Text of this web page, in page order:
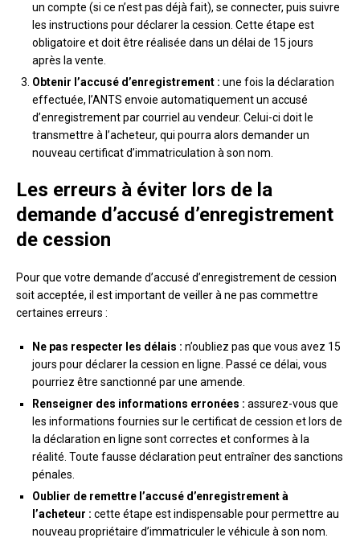
un compte (si ce n’est pas déjà fait), se connecter, puis suivre
les instructions pour déclarer la cession. Cette étape est
obligatoire et doit être réalisée dans un délai de 15 jours
après la vente.
Obtenir l’accusé d’enregistrement : une fois la déclaration
effectuée, l’ANTS envoie automatiquement un accusé
d’enregistrement par courriel au vendeur. Celui-ci doit le
transmettre à l’acheteur, qui pourra alors demander un
nouveau certificat d’immatriculation à son nom.
Les erreurs à éviter lors de la
demande d’accusé d’enregistrement
de cession
Pour que votre demande d’accusé d’enregistrement de cession
soit acceptée, il est important de veiller à ne pas commettre
certaines erreurs :
Ne pas respecter les délais : n’oubliez pas que vous avez 15
jours pour déclarer la cession en ligne. Passé ce délai, vous
pourriez être sanctionné par une amende.
Renseigner des informations erronées : assurez-vous que
les informations fournies sur le certificat de cession et lors de
la déclaration en ligne sont correctes et conformes à la
réalité. Toute fausse déclaration peut entraîner des sanctions
pénales.
Oublier de remettre l’accusé d’enregistrement à
l’acheteur : cette étape est indispensable pour permettre au
nouveau propriétaire d’immatriculer le véhicule à son nom.